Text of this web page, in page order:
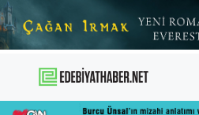
İçeriğe
atla